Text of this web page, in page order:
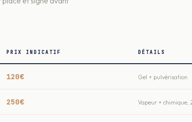
PRIX INDICATIF DÉTAILS
120€ Gel + pulvérisation
250€ Vapeur + chimique,